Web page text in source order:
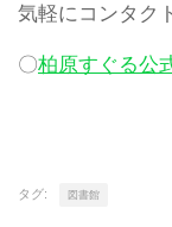
気軽にコンタク
〇柏原すぐる公
タグ: 図書館